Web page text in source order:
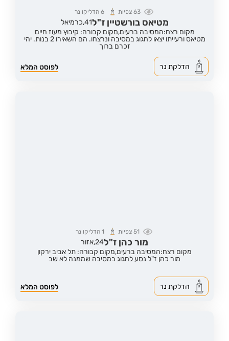
63צפיות 6 הדליקו נר
מטיאס בורשטיין ז"ל41, כרמיאל
מקום רצח:המסיבה ברעים,מקום קבורה: קיבוץ מעוז חיים
מטיאס ורעייתו יצאו לחגוג במסיבה ונרצחו. הם השאירו 2 בנות. יהי
זכרם ברוך
לפוסט המלא הדלקת נר
51צפיות 1 הדליקו נר
מור כהן ז"ל24,אזור
מקום רצח:המסיבה ברעים,מקום קבורה: תל אביב ירקון
מור כהן ז"ל נסע לחגוג במסיבה שממנה לא שב
לפוסט המלא הדלקת נר